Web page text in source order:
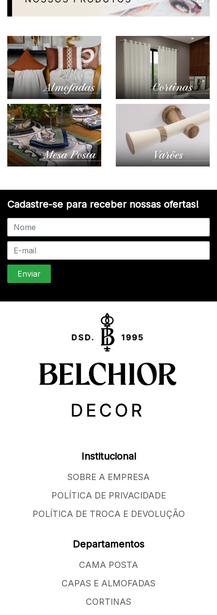
Cadastre-se para receber nossas ofertas!
Institucional
SOBRE A EMPRESA
POLÍTICA DE PRIVACIDADE
POLÍTICA DE TROCA E DEVOLUÇÃO
Departamentos
CAMA POSTA
CAPAS E ALMOFADAS
CORTINAS